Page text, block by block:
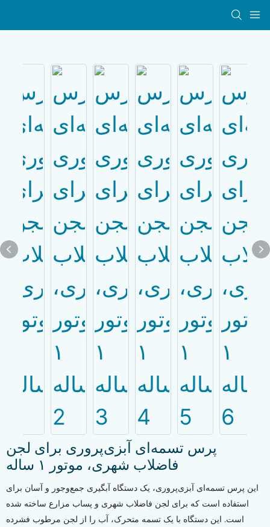
پرس تسمه‌ای آبزی‌پروری برای لجن
فاضلاب شهری، موتور ۱ ساله
این پرس تسمه‌ای آبزی‌پروری، یک دستگاه آبگیری جمع‌وجور و آسان برای
استفاده است که برای لجن فاضلاب شهری و پساب مزارع ساخته شده
است. این دستگاه با یک تسمه متحرک، آب را از لجن مرطوب فشرده